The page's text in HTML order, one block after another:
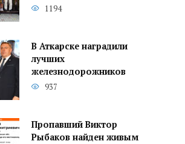
1194
В Аткарске наградили
лучших
железнодорожников
937
Пропавший Виктор
Рыбаков найден живым